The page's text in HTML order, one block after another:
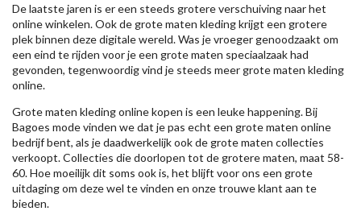
De laatste jaren is er een steeds grotere verschuiving naar het
online winkelen. Ook de grote maten kleding krijgt een grotere
plek binnen deze digitale wereld. Was je vroeger genoodzaakt om
een eind te rijden voor je een grote maten speciaalzaak had
gevonden, tegenwoordig vind je steeds meer grote maten kleding
online.
Grote maten kleding online kopen is een leuke happening. Bij
Bagoes mode vinden we dat je pas echt een grote maten online
bedrijf bent, als je daadwerkelijk ook de grote maten collecties
verkoopt. Collecties die doorlopen tot de grotere maten, maat 58-
60. Hoe moeilijk dit soms ook is, het blijft voor ons een grote
uitdaging om deze wel te vinden en onze trouwe klant aan te
bieden.